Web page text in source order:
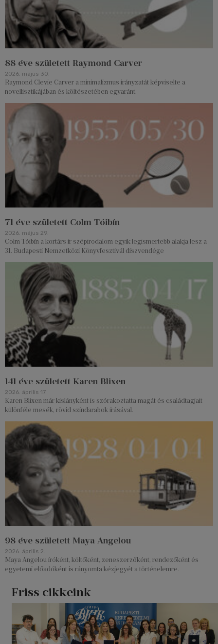
88 éve született Raymond Carver
2026. május 30.
Raymond Clevie Carver a minimalizmus irányzatát képviselte a
novellisztikájában és költészetében egyaránt.
71 éve született Colm Tóibín
2026. május 29.
Colm Tóibín a kortárs ír szépirodalom egyik legismertebb alakja lesz a
31. Budapesti Nemzetközi Könyvfesztivál díszvendége
141 éve született Karen Blixen
2026. április 17.
Karen Blixen már kislányként is szórakoztatta magát és családtagjait
különféle mesék, rövid színdarabok írásával.
98 éve született Maya Angelou
2026. április 2.
Maya Angelou íróként, költőként, zeneszerzőként, rendezőként és
egyetemi előadóként is rányomta kézjegyét a történelemre.
Friss cikkeink